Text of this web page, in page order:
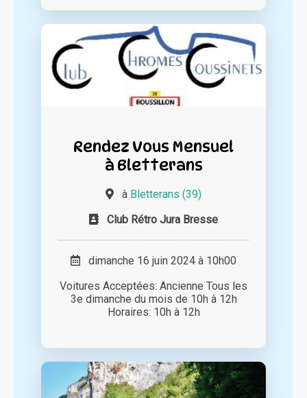
Rendez Vous Mensuel
à Bletterans
à Bletterans (39)
Club Rétro Jura Bresse
dimanche 16 juin 2024 à 10h00
Voitures Acceptées: Ancienne Tous les
3e dimanche du mois de 10h à 12h
Horaires: 10h à 12h